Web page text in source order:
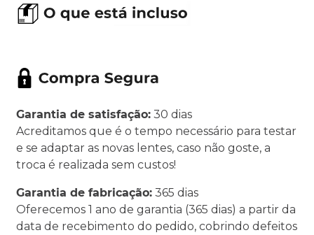
Garantia de satisfação: 30 dias
Acreditamos que é o tempo necessário para testar
e se adaptar as novas lentes, caso não goste, a
troca é realizada sem custos!
Garantia de fabricação: 365 dias
Oferecemos 1 ano de garantia (365 dias) a partir da
data de recebimento do pedido, cobrindo defeitos